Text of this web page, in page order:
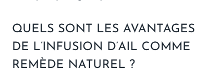
QUELS SONT LES AVANTAGES
DE L’INFUSION D’AIL COMME
REMÈDE NATUREL ?